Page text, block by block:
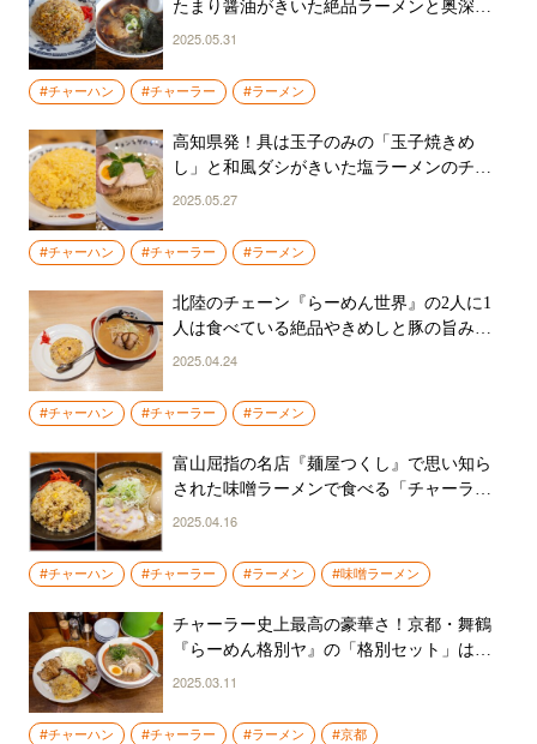
たまり醤油がきいた絶品ラーメンと奥深い
味わいのチャーハンのチャーラーに感動
2025.05.31
#チャーハン #チャーラー #ラーメン
高知県発！具は玉子のみの「玉子焼きめ
し」と和風ダシがきいた塩ラーメンのチャ
ーラーが最高すぎた
2025.05.27
#チャーハン #チャーラー #ラーメン
北陸のチェーン『らーめん世界』の2人に1
人は食べている絶品やきめしと豚の旨みを
凝縮した「旨み醤油豚骨」のチャーラーを
2025.04.24
#チャーハン #チャーラー #ラーメン
富山屈指の名店『麺屋つくし』で思い知ら
された味噌ラーメンで食べる「チャーラ
ー」の旨さ
2025.04.16
#チャーハン #チャーラー #ラーメン #味噌ラーメン
チャーラー史上最高の豪華さ！京都・舞鶴
『らーめん格別ヤ』の「格別セット」はお
じ様ランチだ
2025.03.11
#チャーハン #チャーラー #ラーメン #京都